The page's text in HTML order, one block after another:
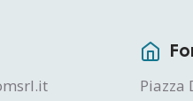
Piazza